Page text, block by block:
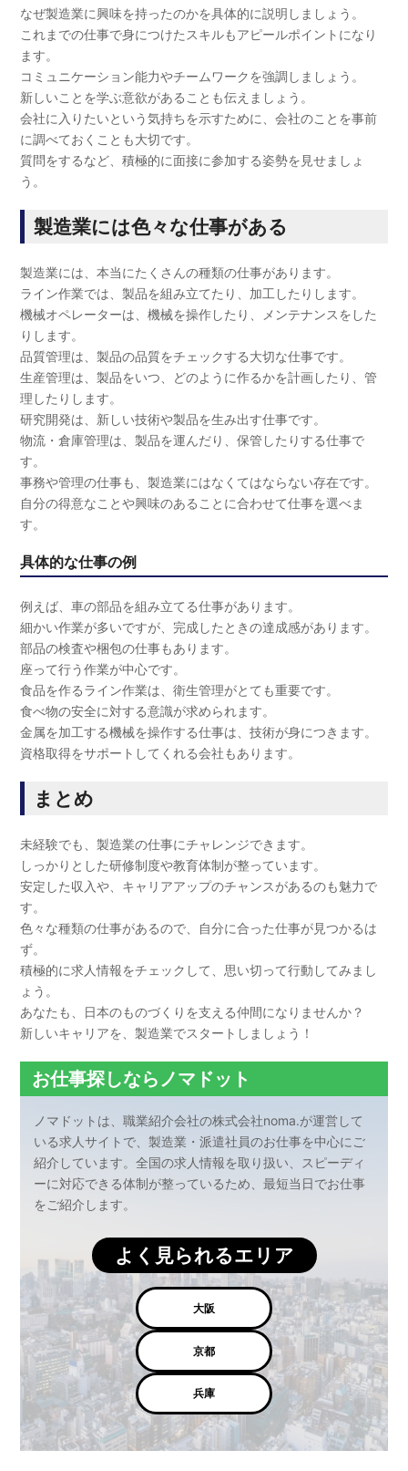
なぜ製造業に興味を持ったのかを具体的に説明しましょう。
これまでの仕事で身につけたスキルもアピールポイントになり
ます。
コミュニケーション能力やチームワークを強調しましょう。
新しいことを学ぶ意欲があることも伝えましょう。
会社に入りたいという気持ちを示すために、会社のことを事前
に調べておくことも大切です。
質問をするなど、積極的に面接に参加する姿勢を見せましょ
う。
製造業には色々な仕事がある
製造業には、本当にたくさんの種類の仕事があります。
ライン作業では、製品を組み立てたり、加工したりします。
機械オペレーターは、機械を操作したり、メンテナンスをした
りします。
品質管理は、製品の品質をチェックする大切な仕事です。
生産管理は、製品をいつ、どのように作るかを計画したり、管
理したりします。
研究開発は、新しい技術や製品を生み出す仕事です。
物流・倉庫管理は、製品を運んだり、保管したりする仕事で
す。
事務や管理の仕事も、製造業にはなくてはならない存在です。
自分の得意なことや興味のあることに合わせて仕事を選べま
す。
具体的な仕事の例
例えば、車の部品を組み立てる仕事があります。
細かい作業が多いですが、完成したときの達成感があります。
部品の検査や梱包の仕事もあります。
座って行う作業が中心です。
食品を作るライン作業は、衛生管理がとても重要です。
食べ物の安全に対する意識が求められます。
金属を加工する機械を操作する仕事は、技術が身につきます。
資格取得をサポートしてくれる会社もあります。
まとめ
未経験でも、製造業の仕事にチャレンジできます。
しっかりとした研修制度や教育体制が整っています。
安定した収入や、キャリアアップのチャンスがあるのも魅力で
す。
色々な種類の仕事があるので、自分に合った仕事が見つかるは
ず。
積極的に求人情報をチェックして、思い切って行動してみまし
ょう。
あなたも、日本のものづくりを支える仲間になりませんか？
新しいキャリアを、製造業でスタートしましょう！
お仕事探しならノマドット
ノマドットは、職業紹介会社の株式会社noma.が運営して
いる求人サイトで、製造業・派遣社員のお仕事を中心にご
紹介しています。全国の求人情報を取り扱い、スピーディ
ーに対応できる体制が整っているため、最短当日でお仕事
をご紹介します。
よく見られるエリア
大阪
京都
兵庫